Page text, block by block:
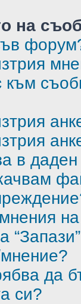
на
към
в
да
си?